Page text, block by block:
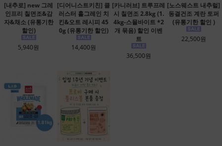
[내추로] new 그레
인프리 칠면조&감
자&채소 (유통기한
할인)
5,940원
[디어니스트키친] 클
러스터 홀그레인 치
킨&오트 레시피 45
0g (유통기한 할인)
14,400원
[카니러브] 트루프레
시 칠면조 2.8kg (1.
4kg-스몰바이트 *2
개 묶음) 할인 이벤
트
36,500원
[노스웨스트 내추럴]
동결건조 계란 토퍼
(유통기한 할인 )
22,500원